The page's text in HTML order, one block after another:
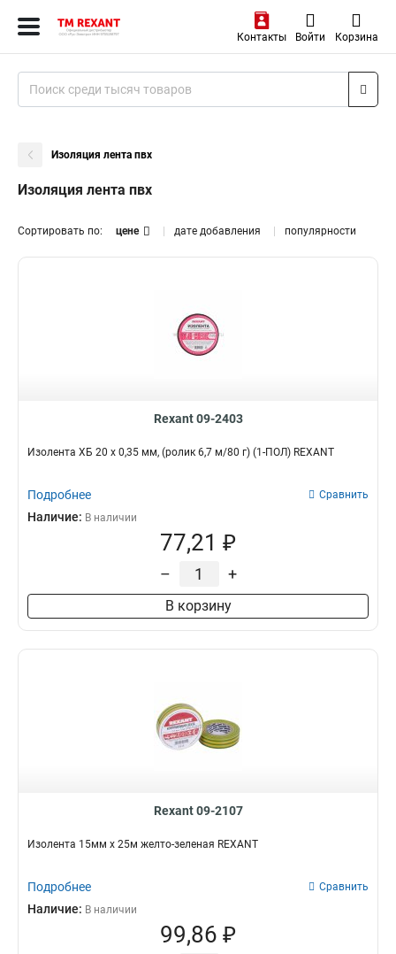
Контакты Войти Корзина
Изоляция лента пвх
Изоляция лента пвх
Сортировать по: цене дате добавления популярности
Rexant 09-2403
Изолента ХБ 20 х 0,35 мм, (ролик 6,7 м/80 г) (1-ПОЛ) REXANT
Подробнее Сравнить
Наличие: В наличии
77,21 ₽
– +
В корзину
Rexant 09-2107
Изолента 15мм х 25м желто-зеленая REXANT
Подробнее Сравнить
Наличие: В наличии
99,86 ₽